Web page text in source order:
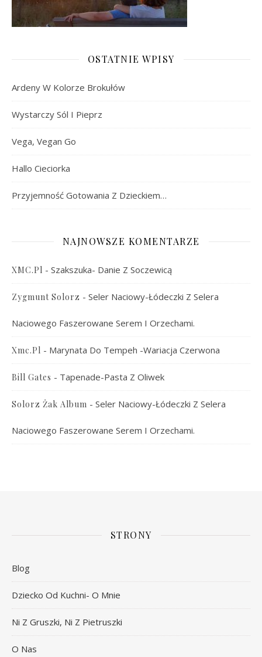
OSTATNIE WPISY
Ardeny W Kolorze Brokułów
Wystarczy Sól I Pieprz
Vega, Vegan Go
Hallo Cieciorka
Przyjemność Gotowania Z Dzieckiem…
NAJNOWSZE KOMENTARZE
XMC.pl - Szakszuka- Danie Z Soczewicą
Zygmunt Solorz - Seler Naciowy-Łódeczki Z Selera
Naciowego Faszerowane Serem I Orzechami.
Xmc.pl - Marynata Do Tempeh -wariacja Czerwona
Bill Gates - Tapenade-Pasta Z Oliwek
Solorz Żak Album - Seler Naciowy-Łódeczki Z Selera
Naciowego Faszerowane Serem I Orzechami.
STRONY
Blog
Dziecko Od Kuchni- O Mnie
Ni Z Gruszki, Ni Z Pietruszki
O Nas